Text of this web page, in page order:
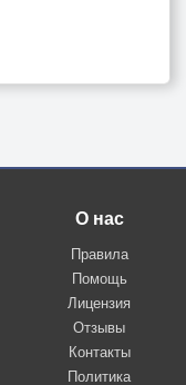
О нас
Правила
Помощь
Лицензия
Отзывы
Контакты
Политика